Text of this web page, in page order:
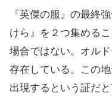
『英傑の服』の最終
けら』を２つ集める
場合ではない。オル
存在している。この
出現するという証だと